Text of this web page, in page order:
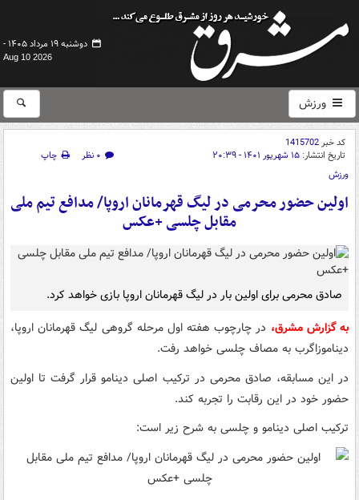
دوشنبه ۱۹ مرداد ۱۴۰۵ -
Aug 10 2026
ورزش
کد خبر1415702
تاریخ انتشار: ۱۵ شهریور ۱۴۰۱ - ۲۰:۳۹ ۰ نظر
چاپ
ورزش
اولین حضور محرمی در لیگ قهرمانان اروپا/ مدافع تیم ملی
مقابل چلسی +عکس
صادق محرمی برای اولین بار در لیگ قهرمانان اروپا بازی خواهد کرد.
به گزارش مشرق، در چارچوب هفته اول مرحله گروهی لیگ قهرمانان اروپا،
دیناموزاگرب به مصاف چلسی خواهد رفت.
در این مسابقه، صادق محرمی در ترکیب اصلی دینامو قرار گرفت تا اولین
حضور خود در این رقابت را تجربه کند.
ترکیب اصلی دینامو و چلسی به شرح زیر است: